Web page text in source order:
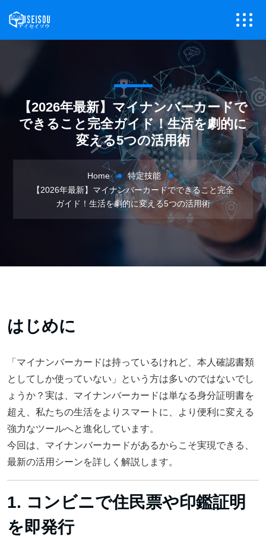
【2026年最新】マイナンバーカードで
できること完全ガイド！生活を劇的に
変える5つの活用術
Home
特定技能
【2026年最新】マイナンバーカードでできること完全
ガイド！生活を劇的に変える5つの活用術
はじめに
「マイナンバーカードは持っているけれど、本人確認書類
としてしか使っていない」という方は多いのではないでし
ょうか？実は、マイナンバーカードは単なる身分証明書を
超え、私たちの生活をよりスマートに、より便利に変える
強力なツールへと進化しています。
今回は、マイナンバーカードがあるからこそ実現できる、
最新の活用シーンを詳しく解説します。
1. コンビニで住民票や印鑑証明
を即発行